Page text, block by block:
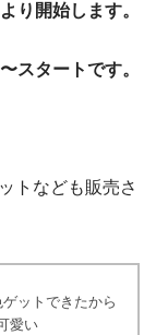
り開始します。
スタートです。
トなども販売さ
ットできたから
愛い